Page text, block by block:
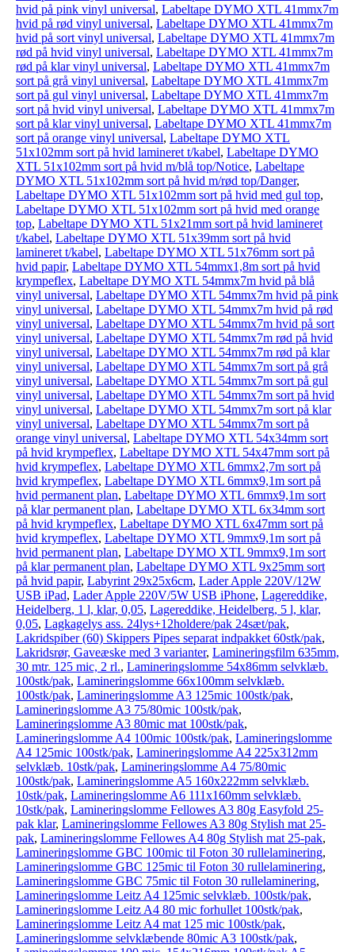
hvid på pink vinyl universal, Labeltape DYMO XTL 41mmx7m
hvid på rød vinyl universal, Labeltape DYMO XTL 41mmx7m
hvid på sort vinyl universal, Labeltape DYMO XTL 41mmx7m
rød på hvid vinyl universal, Labeltape DYMO XTL 41mmx7m
rød på klar vinyl universal, Labeltape DYMO XTL 41mmx7m
sort på grå vinyl universal, Labeltape DYMO XTL 41mmx7m
sort på gul vinyl universal, Labeltape DYMO XTL 41mmx7m
sort på hvid vinyl universal, Labeltape DYMO XTL 41mmx7m
sort på klar vinyl universal, Labeltape DYMO XTL 41mmx7m
sort på orange vinyl universal, Labeltape DYMO XTL
51x102mm sort på hvid lamineret t/kabel, Labeltape DYMO
XTL 51x102mm sort på hvid m/blå top/Notice, Labeltape
DYMO XTL 51x102mm sort på hvid m/rød top/Danger,
Labeltape DYMO XTL 51x102mm sort på hvid med gul top,
Labeltape DYMO XTL 51x102mm sort på hvid med orange
top, Labeltape DYMO XTL 51x21mm sort på hvid lamineret
t/kabel, Labeltape DYMO XTL 51x39mm sort på hvid
lamineret t/kabel, Labeltape DYMO XTL 51x76mm sort på
hvid papir, Labeltape DYMO XTL 54mmx1,8m sort på hvid
krympeflex, Labeltape DYMO XTL 54mmx7m hvid på blå
vinyl universal, Labeltape DYMO XTL 54mmx7m hvid på pink
vinyl universal, Labeltape DYMO XTL 54mmx7m hvid på rød
vinyl universal, Labeltape DYMO XTL 54mmx7m hvid på sort
vinyl universal, Labeltape DYMO XTL 54mmx7m rød på hvid
vinyl universal, Labeltape DYMO XTL 54mmx7m rød på klar
vinyl universal, Labeltape DYMO XTL 54mmx7m sort på grå
vinyl universal, Labeltape DYMO XTL 54mmx7m sort på gul
vinyl universal, Labeltape DYMO XTL 54mmx7m sort på hvid
vinyl universal, Labeltape DYMO XTL 54mmx7m sort på klar
vinyl universal, Labeltape DYMO XTL 54mmx7m sort på
orange vinyl universal, Labeltape DYMO XTL 54x34mm sort
på hvid krympeflex, Labeltape DYMO XTL 54x47mm sort på
hvid krympeflex, Labeltape DYMO XTL 6mmx2,7m sort på
hvid krympeflex, Labeltape DYMO XTL 6mmx9,1m sort på
hvid permanent plan, Labeltape DYMO XTL 6mmx9,1m sort
på klar permanent plan, Labeltape DYMO XTL 6x34mm sort
på hvid krympeflex, Labeltape DYMO XTL 6x47mm sort på
hvid krympeflex, Labeltape DYMO XTL 9mmx9,1m sort på
hvid permanent plan, Labeltape DYMO XTL 9mmx9,1m sort
på klar permanent plan, Labeltape DYMO XTL 9x25mm sort
på hvid papir, Labyrint 29x25x6cm, Lader Apple 220V/12W
USB iPad, Lader Apple 220V/5W USB iPhone, Lagereddike,
Heidelberg, 1 l, klar, 0,05, Lagereddike, Heidelberg, 5 l, klar,
0,05, Lagkagelys ass. 24lys+12holdere/pak 24sæt/pak,
Lakridspiber (60) Skippers Pipes separat indpakket 60stk/pak,
Lakridsrør, Gaveæske med 3 varianter, Lamineringsfilm 635mm,
30 mtr. 125 mic, 2 rl., Lamineringslomme 54x86mm selvklæb.
100stk/pak, Lamineringslomme 66x100mm selvklæb.
100stk/pak, Lamineringslomme A3 125mic 100stk/pak,
Lamineringslomme A3 75/80mic 100stk/pak,
Lamineringslomme A3 80mic mat 100stk/pak,
Lamineringslomme A4 100mic 100stk/pak, Lamineringslomme
A4 125mic 100stk/pak, Lamineringslomme A4 225x312mm
selvklæb. 10stk/pak, Lamineringslomme A4 75/80mic
100stk/pak, Lamineringslomme A5 160x222mm selvklæb.
10stk/pak, Lamineringslomme A6 111x160mm selvklæb.
10stk/pak, Lamineringslomme Fellowes A3 80g Easyfold 25-
pak klar, Lamineringslomme Fellowes A3 80g Stylish mat 25-
pak, Lamineringslomme Fellowes A4 80g Stylish mat 25-pak,
Lamineringslomme GBC 100mic til Foton 30 rullelaminering,
Lamineringslomme GBC 125mic til Foton 30 rullelaminering,
Lamineringslomme GBC 75mic til Foton 30 rullelaminering,
Lamineringslomme Leitz A4 125mic selvklæb. 100stk/pak,
Lamineringslomme Leitz A4 80 mic forhullet 100stk/pak,
Lamineringslomme Leitz A4 mat 125 mic 100stk/pak,
Lamineringslomme selvklæbende 80mic A3 100stk/pak,